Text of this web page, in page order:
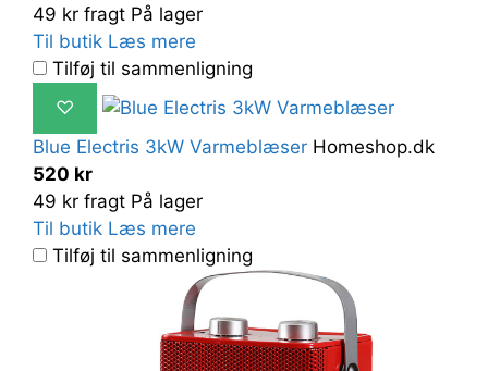
49 kr fragt På lager
Til butik Læs mere
Tilføj til sammenligning
♡
Blue Electris 3kW Varmeblæser Homeshop.dk
520 kr
49 kr fragt På lager
Til butik Læs mere
Tilføj til sammenligning